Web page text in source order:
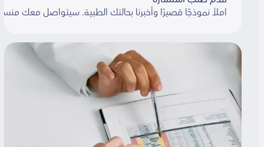
املأ نموذجًا قصيرًا وأخبرنا بحالتك الطبية. سيتواصل معك منسق خلال 48